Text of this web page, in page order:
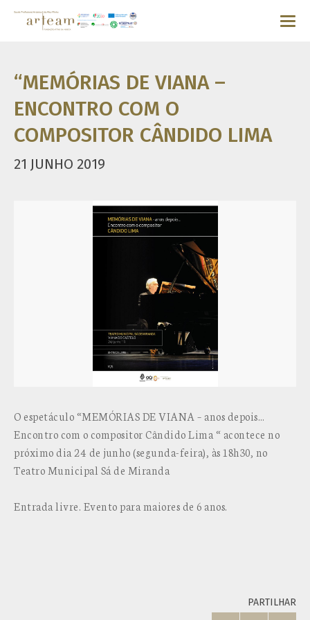
“MEMÓRIAS DE VIANA –
ENCONTRO COM O
COMPOSITOR CÂNDIDO LIMA
21 JUNHO 2019
O espetáculo “MEMÓRIAS DE VIANA – anos depois…
Encontro com o compositor Cândido Lima “ acontece no
próximo dia 24 de junho (segunda-feira), às 18h30, no
Teatro Municipal Sá de Miranda
Entrada livre. Evento para maiores de 6 anos.
PARTILHAR